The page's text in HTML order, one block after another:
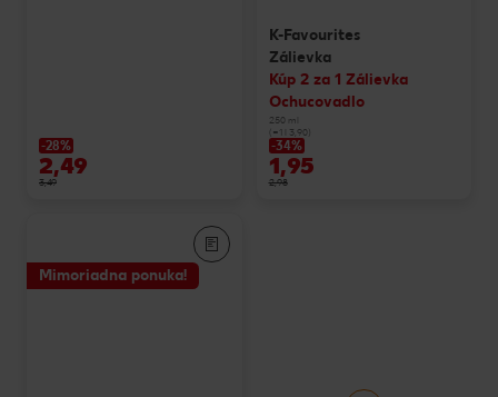
-28%
2,49
3,49
K-Favourites
Zálievka
Kúp 2 za 1 Zálievka
Ochucovadlo
250 ml
(=1 l 3,90)
-34%
1,95
2,98
Mimoriadna ponuka!